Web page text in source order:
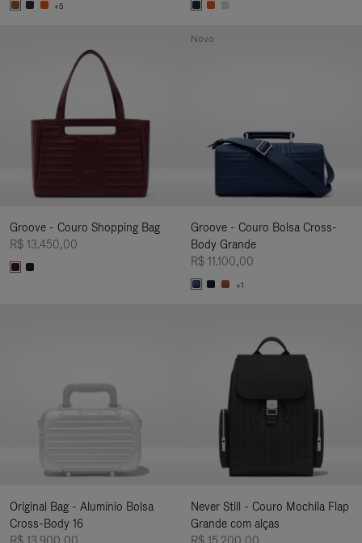
+5
Groove - Couro Shopping Bag
R$ 13.450,00
Groove - Couro Bolsa Cross-
Body Grande
R$ 11.100,00
+1
Novo
Original Bag - Alumínio Bolsa
Cross-Body 16
Never Still - Couro Mochila Flap
Grande com alças